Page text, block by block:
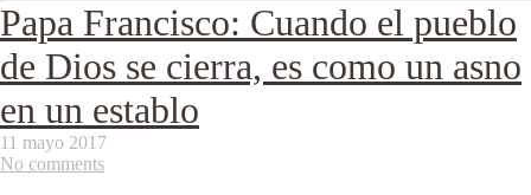
Papa Francisco: Cuando el pueblo
de Dios se cierra, es como un asno
en un establo
11 mayo 2017
No comments